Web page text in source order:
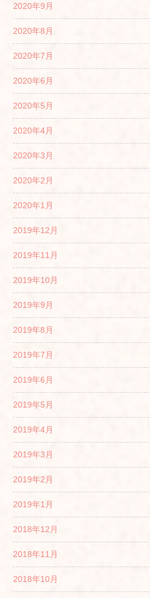
2020年9月
2020年8月
2020年7月
2020年6月
2020年5月
2020年4月
2020年3月
2020年2月
2020年1月
2019年12月
2019年11月
2019年10月
2019年9月
2019年8月
2019年7月
2019年6月
2019年5月
2019年4月
2019年3月
2019年2月
2019年1月
2018年12月
2018年11月
2018年10月